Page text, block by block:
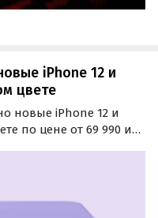
iPhone 12 и
цвете
новые iPhone 12 и
по цене от 69 990 и